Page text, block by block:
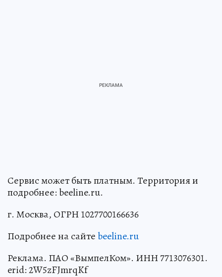
Сервис может быть платным. Территория и
подробнее: beeline.ru.
г. Москва, ОГРН 1027700166636
Подробнее на сайтеbeeline.ru
Реклама. ПАО «ВымпелКом». ИНН 7713076301.
erid: 2W5zFJmrqKf